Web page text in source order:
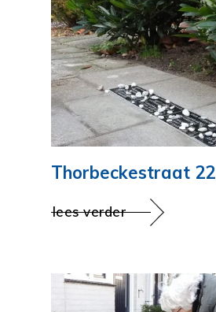
Thorbeckestraat 22
lees verder